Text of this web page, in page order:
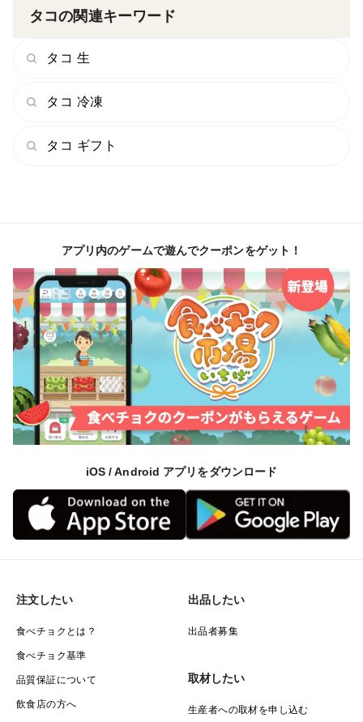
タコの関連キーワード
タコ 生
タコ 冷凍
タコ ギフト
アプリ内のゲームで遊んでクーポンをゲット！
iOS / Android アプリをダウンロード
注文したい
食べチョクとは？
食べチョク基準
品質保証について
飲食店の方へ
出品したい
出品者募集
取材したい
生産者への取材を申し込む